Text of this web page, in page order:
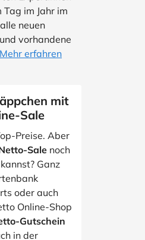
im Jahr im
neuen
vorhandene
Mehr erfahren
mit
Sale
Preise. Aber
Sale noch
Ganz
oder auch
Online-Shop
Gutschein
in der